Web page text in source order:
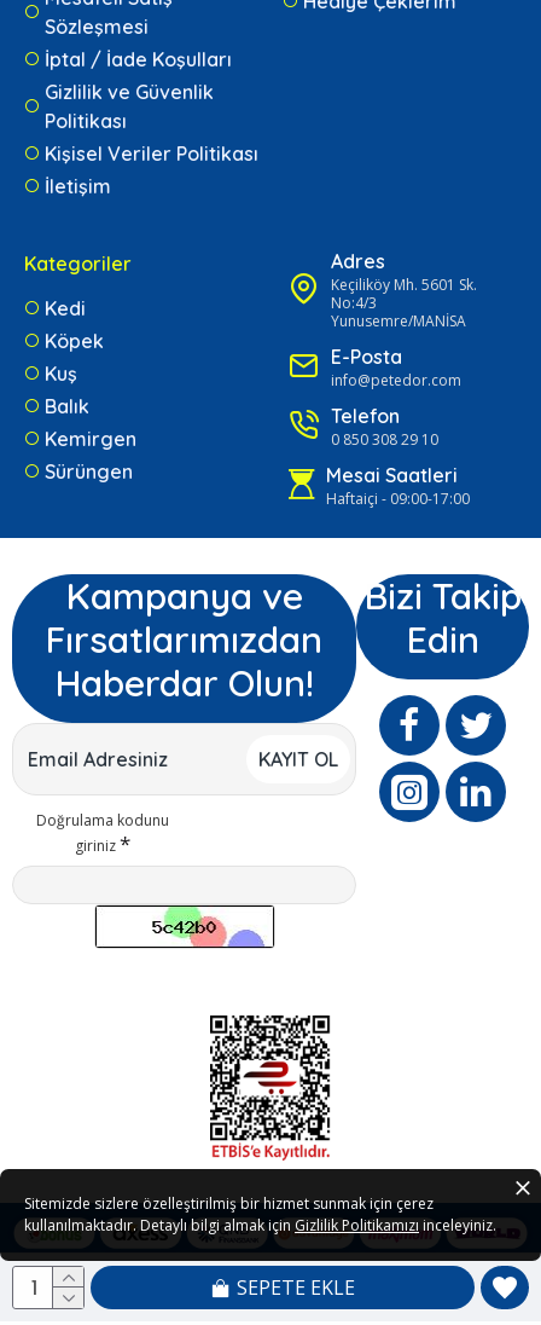
SEPETE EKLE
Sözleşmesi
İptal / İade Koşulları
Gizlilik ve Güvenlik
Politikası
Kişisel Veriler Politikası
İletişim
Kategoriler
Kedi
Köpek
Kuş
Balık
Kemirgen
Sürüngen
Adres
Keçiliköy Mh. 5601 Sk.
No:4/3
Yunusemre/MANİSA
E-Posta
info@petedor.com
Telefon
0 850 308 29 10
Mesai Saatleri
Haftaiçi - 09:00-17:00
Kampanya ve
Fırsatlarımızdan
Haberdar Olun!
KAYIT OL
Doğrulama kodunu
giriniz
Bizi Takip
Edin
Copyright © 2021 - 2026 Petedor.com Tüm Hakları Saklıdır
Sitemizde sizlere özelleştirilmiş bir hizmet sunmak için çerez
kullanılmaktadır. Detaylı bilgi almak için Gizlilik Politikamızı inceleyiniz.